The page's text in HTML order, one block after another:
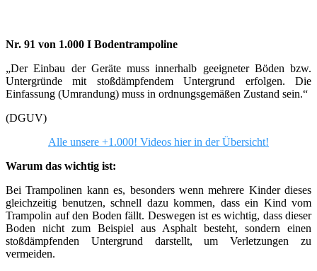
Nr. 91 von 1.000 I Bodentrampoline
„Der Einbau der Geräte muss innerhalb geeigneter Böden bzw.
Untergründe mit stoßdämpfendem Untergrund erfolgen. Die
Einfassung (Umrandung) muss in ordnungsgemäßen Zustand sein.“
(DGUV)
Alle unsere +1.000! Videos hier in der Übersicht!
Warum das wichtig ist:
Bei Trampolinen kann es, besonders wenn mehrere Kinder dieses
gleichzeitig benutzen, schnell dazu kommen, dass ein Kind vom
Trampolin auf den Boden fällt. Deswegen ist es wichtig, dass dieser
Boden nicht zum Beispiel aus Asphalt besteht, sondern einen
stoßdämpfenden Untergrund darstellt, um Verletzungen zu
vermeiden.